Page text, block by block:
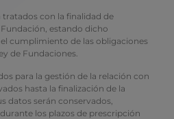
tratados con la finalidad de
estando dicho
cumplimiento de las obligaciones
de Fundaciones.
para la gestión de la relación con
hasta la finalización de la
datos serán conservados,
los plazos de prescripción